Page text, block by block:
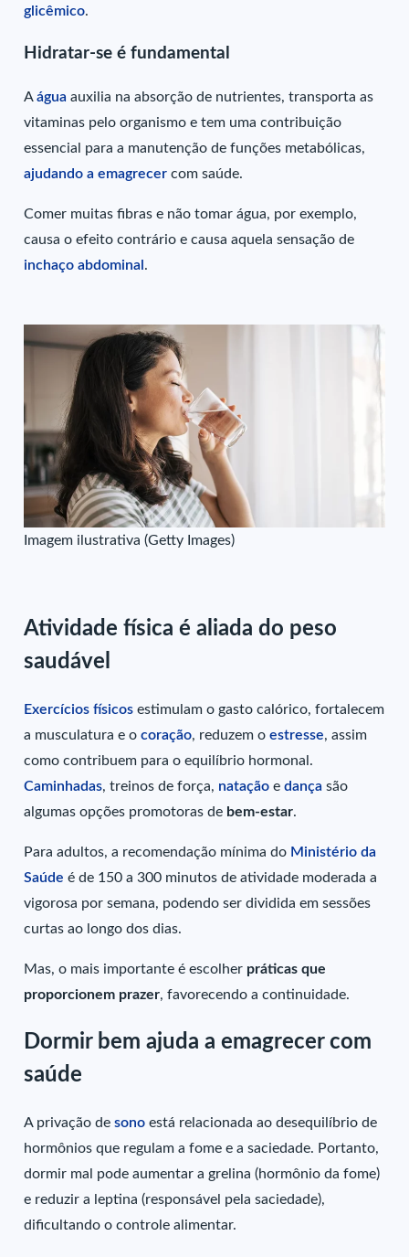
glicêmico.
Hidratar-se é fundamental
Aágua auxilia na absorção de nutrientes, transporta as
vitaminas pelo organismo e tem uma contribuição
essencial para a manutenção de funções metabólicas,
ajudando a emagrecer com saúde.
Comer muitas fibras e não tomar água, por exemplo,
causa o efeito contrário e causa aquela sensação de
inchaço abdominal .
Imagem ilustrativa (Getty Images)
Atividade física é aliada do peso
saudável
Exercícios físicos estimulam o gasto calórico, fortalecem
a musculatura e ocoração, reduzem oestresse, assim
como contribuem para o equilíbrio hormonal.
Caminhadas, treinos de força, natação edança são
algumas opções promotoras de bem-estar.
Para adultos, a recomendação mínima do Ministério da
Saúde é de 150 a 300 minutos de atividade moderada a
vigorosa por semana, podendo ser dividida em sessões
curtas ao longo dos dias.
Mas, o mais importante é escolher práticas que
proporcionem prazer, favorecendo a continuidade.
Dormir bem ajuda a emagrecer com
saúde
A privação desono está relacionada ao desequilíbrio de
hormônios que regulam a fome e a saciedade. Portanto,
dormir mal pode aumentar a grelina (hormônio da fome)
e reduzir a leptina (responsável pela saciedade),
dificultando o controle alimentar.